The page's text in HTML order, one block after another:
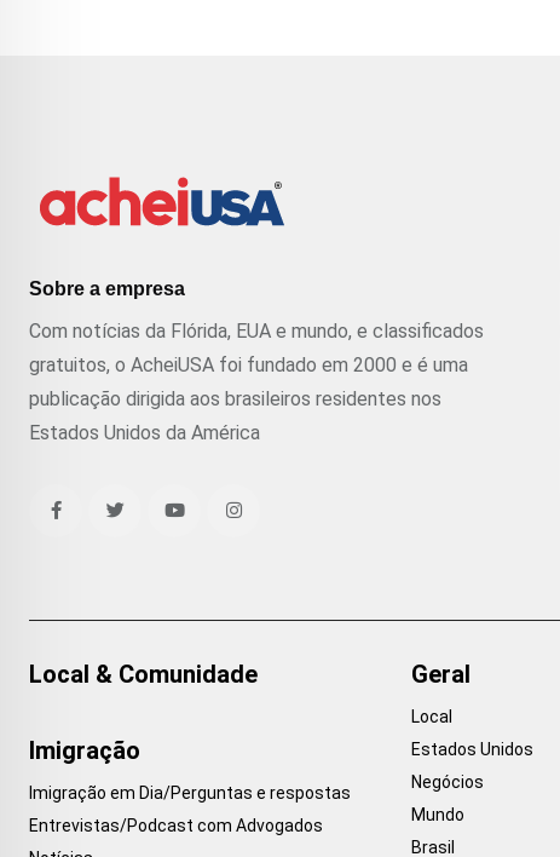
Sobre a empresa
Com notícias da Flórida, EUA e mundo, e classificados
gratuitos, o AcheiUSA foi fundado em 2000 e é uma
publicação dirigida aos brasileiros residentes nos
Estados Unidos da América
Local & Comunidade
Imigração
Imigração em Dia/Perguntas e respostas
Entrevistas/Podcast com Advogados
Geral
Local
Estados Unidos
Negócios
Mundo
Brasil